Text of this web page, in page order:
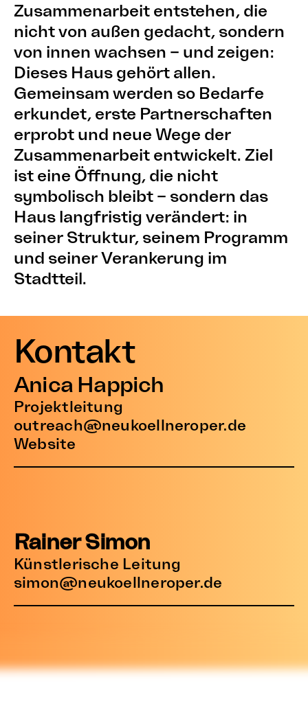
Zusammenarbeit entstehen, die
nicht von außen gedacht, sondern
von innen wachsen – und zeigen:
Dieses Haus gehört allen.
Gemeinsam werden so Bedarfe
erkundet, erste Partnerschaften
erprobt und neue Wege der
Zusammenarbeit entwickelt. Ziel
ist eine Öffnung, die nicht
symbolisch bleibt – sondern das
Haus langfristig verändert: in
seiner Struktur, seinem Programm
und seiner Verankerung im
Stadtteil.
Kontakt
Anica Happich
Projektleitung
outreach@neukoellneroper.de
Website
Rainer Simon
Künstlerische Leitung
simon@neukoellneroper.de